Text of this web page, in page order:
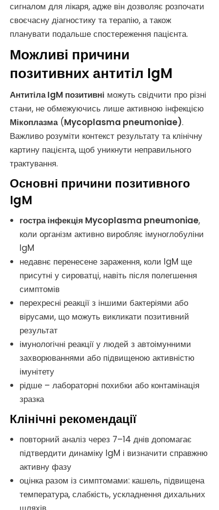
сигналом для лікаря, адже він дозволяє розпочати
своєчасну діагностику та терапію, а також
планувати подальше спостереження пацієнта.
Можливі причини
позитивних антитіл IgM
Антитіла IgM позитивні можуть свідчити про різні
стани, не обмежуючись лише активною інфекцією
Мікоплазма(Mycoplasma pneumoniae).
Важливо розуміти контекст результату та клінічну
картину пацієнта, щоб уникнути неправильного
трактування.
Основні причини позитивного
IgM
гостра інфекція Mycoplasma pneumoniae,
коли організм активно виробляє імуноглобуліни
IgM
недавнє перенесене зараження, коли IgM ще
присутні у сироватці, навіть після полегшення
симптомів
перехресні реакції з іншими бактеріями або
вірусами, що можуть викликати позитивний
результат
імунологічні реакції у людей з автоімунними
захворюваннями або підвищеною активністю
імунітету
рідше – лабораторні похибки або контамінація
зразка
Клінічні рекомендації
повторний аналіз через 7–14 днів допомагає
підтвердити динаміку IgM і визначити справжню
активну фазу
оцінка разом із симптомами: кашель, підвищена
температура, слабкість, ускладнення дихальних